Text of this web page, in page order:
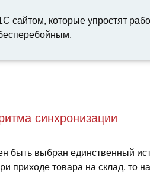
сайтом, которые упростят
синхронизации
быть выбран единственный
приходе товара на склад, то